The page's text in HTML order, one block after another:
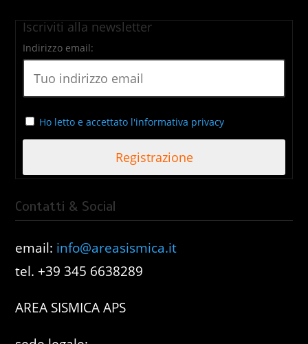
Iscriviti alla newsletter
Indirizzo email:
Ho letto e accettato l'informativa privacy
Contatti & Social
email: info@areasismica.it
tel. +39 345 6638289
AREA SISMICA APS